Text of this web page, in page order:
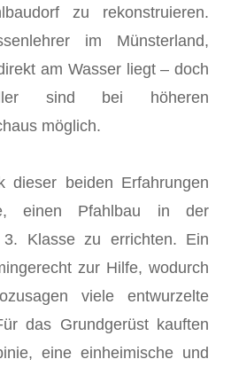
zu rekonstruieren.
im Münsterland,
am Wasser liegt – doch
sind bei höheren
möglich.
dieser beiden Erfahrungen
einen Pfahlbau in der
3. Klasse zu errichten. Ein
zur Hilfe, wodurch
viele entwurzelte
das Grundgerüst kauften
eine einheimische und